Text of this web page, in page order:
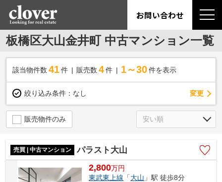
お問い合わせ
板橋区大山金井町 中古マンション一覧
該当物件数 41件 販売数 4 件 1～30 件を表示
絞り込み条件： なし 変更
販売物件のみ
売買 | 中古マンション パラスト大山
2,800万円
東武東上線 「大山 」駅 徒歩8分